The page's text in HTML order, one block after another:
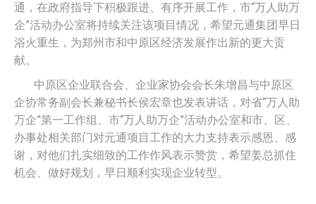
通，在政府指导下积极跟进、有序开展工作，市“万人助万
企”活动办公室将持续关注该项目情况，希望元通集团早日
浴火重生，为郑州市和中原区经济发展作出新的更大贡
献。
中原区企业联合会、企业家协会会长朱增昌与中原区
企协常务副会长兼秘书长侯宏章也发表讲话，对省“万人助
万企”第一工作组、市“万人助万企”活动办公室和市、区、
办事处相关部门对元通项目工作的大力支持表示感恩、感
谢，对他们扎实细致的工作作风表示赞赏，希望姜总抓住
机会、做好规划，早日顺利实现企业转型。